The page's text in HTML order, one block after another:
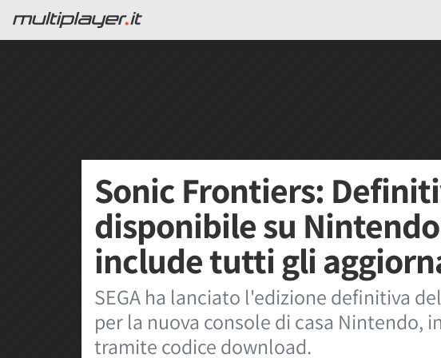
Sonic Frontiers:
disponibile su
include tutti gli
SEGA ha lanciato l'edizione definitiva
per la nuova console di casa Nintendo,
tramite codice download.